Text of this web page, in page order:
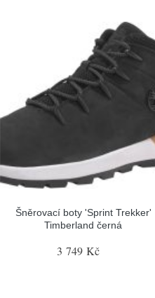
Šněrovací boty 'Sprint Trekker'
Timberland černá
3 749 Kč